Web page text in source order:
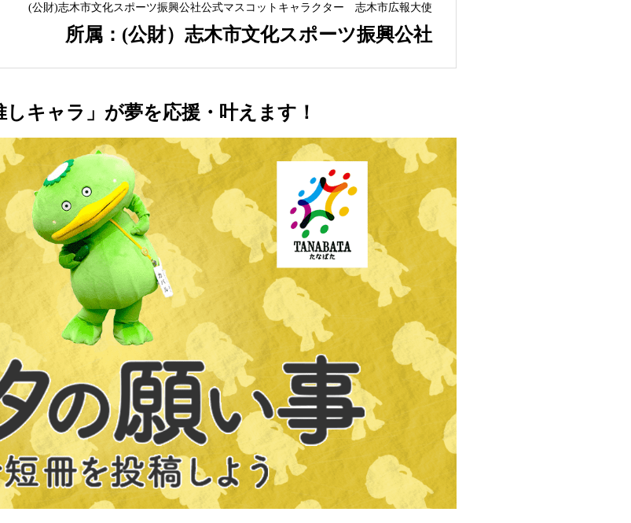
(公財)志木市文化スポーツ振興公社公式マスコットキャラクター 志木市広報大使
所属：(公財）志木市文化スポーツ振興公社
キャラ」が夢を応援・叶えます！